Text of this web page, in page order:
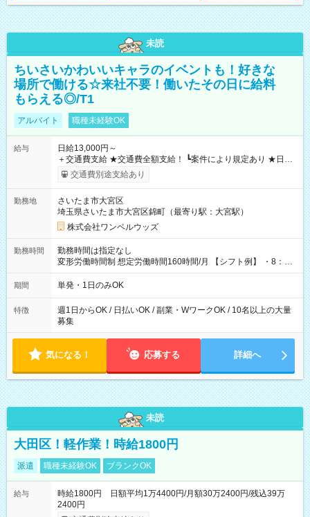
未読
ちいさいかわいいキャラのイベントも！好きな
場所で働ける☆来社不要！働いたその日に給料
もらえる◎/T1
アルバイト 職種未経験OK
給与
日給13,000円～
＋交通費支給 ★交通費全額支給！ ┗案件により規定あり ★日払
いOK！（規定あり） ┗働いたその日に現金GET♪ お仕事後はコ
ンビニATMから 日払い分を引き落とせます！ 【試用期間】試
交通費別途支給あり
勤務地
さいたま市大宮区
埼玉県さいたま市大宮区錦町（最寄り駅：大宮駅）
株式会社ワンベルウッズ
勤務時間
勤務時間は指定なし
変形労働時間制 想定労働時間160時間/月 【シフト例】 ・8：00
～21：00
期間 単発・1日のみOK
特徴
週1日からOK / 日払いOK / 副業・WワークOK / 10名以上の大量
募集
気になる！ 応募する 詳細へ
未読
大田区！軽作業！時給1800円
派遣 職種未経験OK ブランクOK
給与
時給1800円 日額平均1万4400円/月額30万2400円/残込39万
2400円